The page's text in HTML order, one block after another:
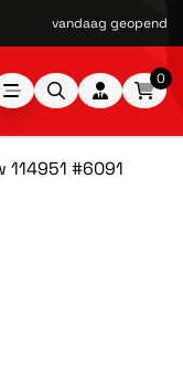
vandaag geopend
0
114951 #6091